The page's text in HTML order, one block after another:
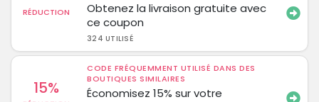
RÉDUCTION
Obtenez la livraison gratuite avec
ce coupon
324 UTILISÉ
15%
CODE FRÉQUEMMENT UTILISÉ DANS DES
BOUTIQUES SIMILAIRES
Économisez 15% sur votre